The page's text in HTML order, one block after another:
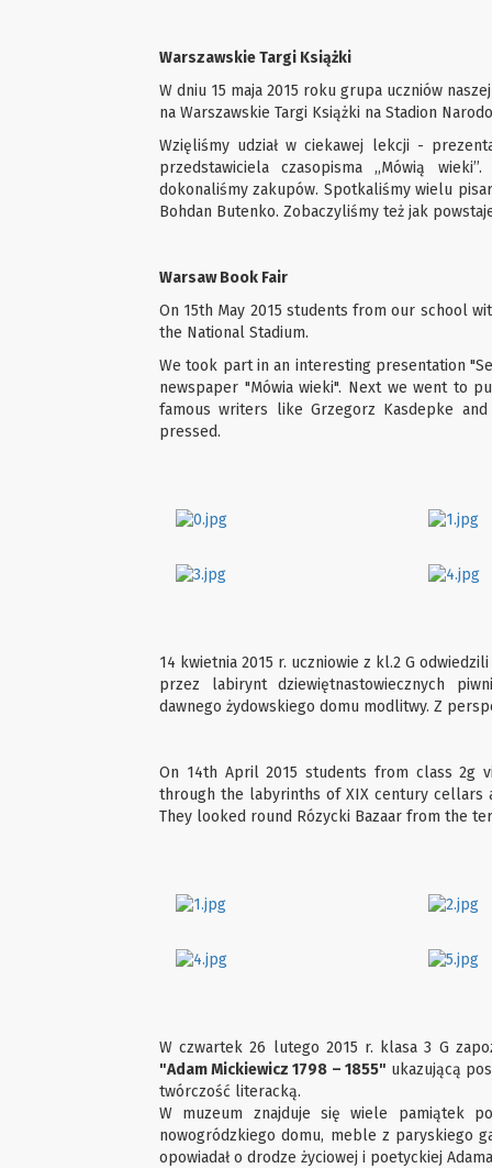
Warszawskie Targi Książki
W dniu 15 maja 2015 roku grupa uczniów
na Warszawskie Targi Książki na Stadion
Wzięliśmy udział w ciekawej lekcji -
przedstawiciela czasopisma ,,Mówią
dokonaliśmy zakupów. Spotkaliśmy wielu
Bohdan Butenko. Zobaczyliśmy też jak
Warsaw Book Fair
On 15th May 2015 students from our school
the National Stadium.
We took part in an interesting presentation
newspaper "Mówia wieki". Next we went to
famous writers like Grzegorz Kasdepke
pressed.
14 kwietnia 2015 r. uczniowie z kl.2 G
przez labirynt dziewiętnastowiecznych
dawnego żydowskiego domu modlitwy. Z
On 14th April 2015 students from class 2g
through the labyrinths of XIX century cellars
They looked round Rózycki Bazaar from the
W czwartek 26 lutego 2015 r. klasa 3 G
"Adam Mickiewicz 1798 – 1855" ukazującą
twórczość literacką.
W muzeum znajduje się wiele pamiątek
nowogródzkiego domu, meble z paryskiego
opowiadał o drodze życiowej i poetyckiej